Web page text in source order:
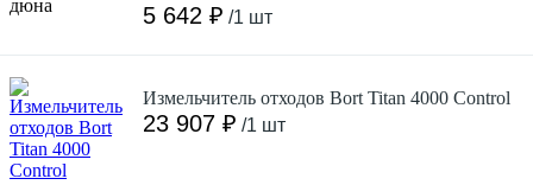
5 642 ₽ /1 шт
Измельчитель отходов Bort Titan 4000 Control
23 907 ₽ /1 шт